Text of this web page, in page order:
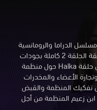
2 الثانية من مسلسل الدراما والرومانسية
التركي حلقة مترجمة، رابط مسلسل حلقة الحلقة 2 كاملة بجودات
وتدور قصة المسلسل التركي حلقة Halka حول منظمة
الأعضاء والمخدرات
تفكيك المنظمة والقبض
زعيم المنظمة من أجل